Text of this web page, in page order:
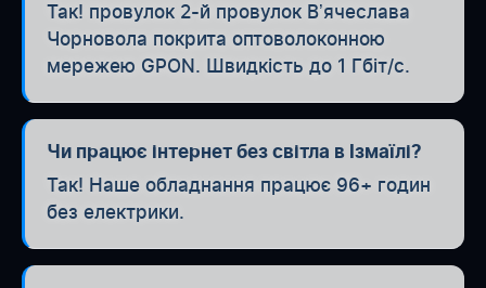
Так! провулок 2-й провулок Вʼячеслава
Чорновола покрита оптоволоконною
мережею GPON. Швидкість до 1 Гбіт/с.
Чи працює інтернет без світла в Ізмаїлі?
Так! Наше обладнання працює 96+ годин
без електрики.